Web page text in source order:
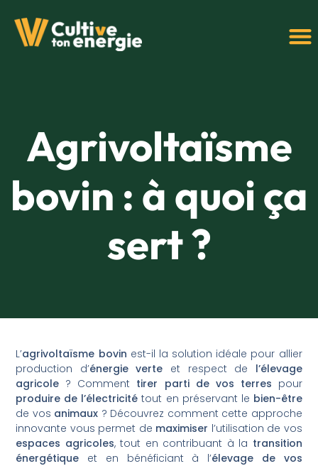
Agrivoltaïsme
bovin : à quoi ça
sert ?
L’agrivoltaïsme bovin est-il la solution idéale pour allier
production d’énergie verte et respect de l’élevage
agricole ? Comment tirer parti de vos terres pour
produire de l’électricité tout en préservant le bien-être
de vos animaux ? Découvrez comment cette approche
innovante vous permet de maximiser l’utilisation de vos
espaces agricoles, tout en contribuant à la transition
énergétique et en bénéficiant à l’élevage de vos